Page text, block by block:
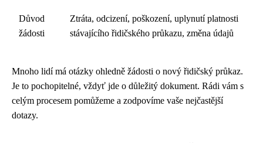
Důvod
žádosti
Ztráta, odcizení, poškození, uplynutí platnosti
stávajícího řidičského průkazu, změna údajů
Mnoho lidí má otázky ohledně žádosti o nový řidičský průkaz.
Je to pochopitelné, vždyť jde o důležitý dokument. Rádi vám s
celým procesem pomůžeme a zodpovíme vaše nejčastější
dotazy.